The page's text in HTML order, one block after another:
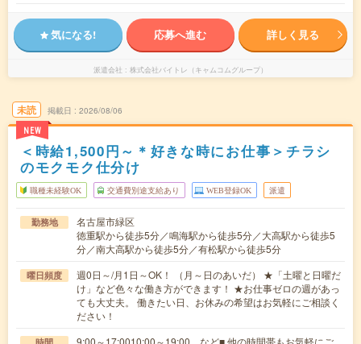
気になる! 応募へ進む 詳しく見る
派遣会社 株式会社バイトレ（キャムコムグループ）
未読
NEW
掲載日 2026/08/06
＜時給1,500円～＊好きな時にお仕事＞チラシ
のモクモク仕分け
職種未経験OK 交通費別途支給あり WEB登録OK 派遣
勤務地
名古屋市緑区
徳重駅から徒歩5分／鳴海駅から徒歩5分／大高駅から徒歩5
分／南大高駅から徒歩5分／有松駅から徒歩5分
曜日頻度
週0日～/月1日～OK！ （月～日のあいだ） ★「土曜と日曜だ
け」など色々な働き方ができます！ ★お仕事ゼロの週があっ
ても大丈夫。 働きたい日、お休みの希望はお気軽にご相談く
ださい！